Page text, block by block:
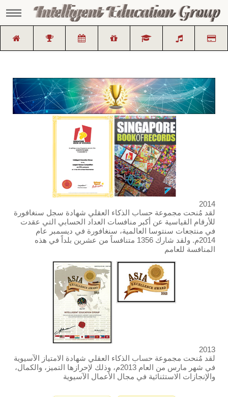
2014
لقد مُنحت مجموعة حساب الذكاء العقلي شهادة سجل سنغافورة
للأرقام القياسية عن أكبر منافسات العداد الحسابي التي عقدت
في منتجعات سنتوسا العالمية، سنغافورة في ديسمبر عام
2014م. ولقد شارك 1356 متنافساً من عشرين بلداً في هذه
المنافسة للعامم
2013
لقد مُنحت مجموعة حساب الذكاء العقلي شهادة الامتياز الآسيوية
في شهر مارس من العام 2013م، وذلك لإحرازها التميز، والكمال،
والإنجازات الاستثنائية في مجال الأعمال الآسيوية